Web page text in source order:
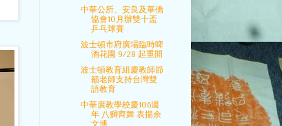
中華公所、安良及華僑
協會10月辦雙十盃
乒乓球賽
波士頓市府廣場臨時啤
酒花園 9/28 起重開
波士頓教育組慶教師節
籲老師支持台灣雙
語教育
中華廣教學校慶106週
年 八獅齊舞 表揚余
文博